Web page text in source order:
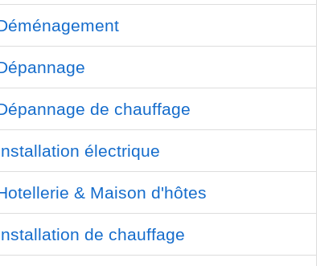
de chauffage
électrique
& Maison d'hôtes
de chauffage